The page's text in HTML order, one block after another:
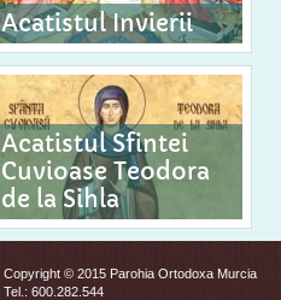
Acatistul Invierii
Acatistul Sfintei
Cuvioase Teodora
de la Sihla
Copyright © 2015 Parohia Ortodoxa Murcia
Tel.: 600.282.544